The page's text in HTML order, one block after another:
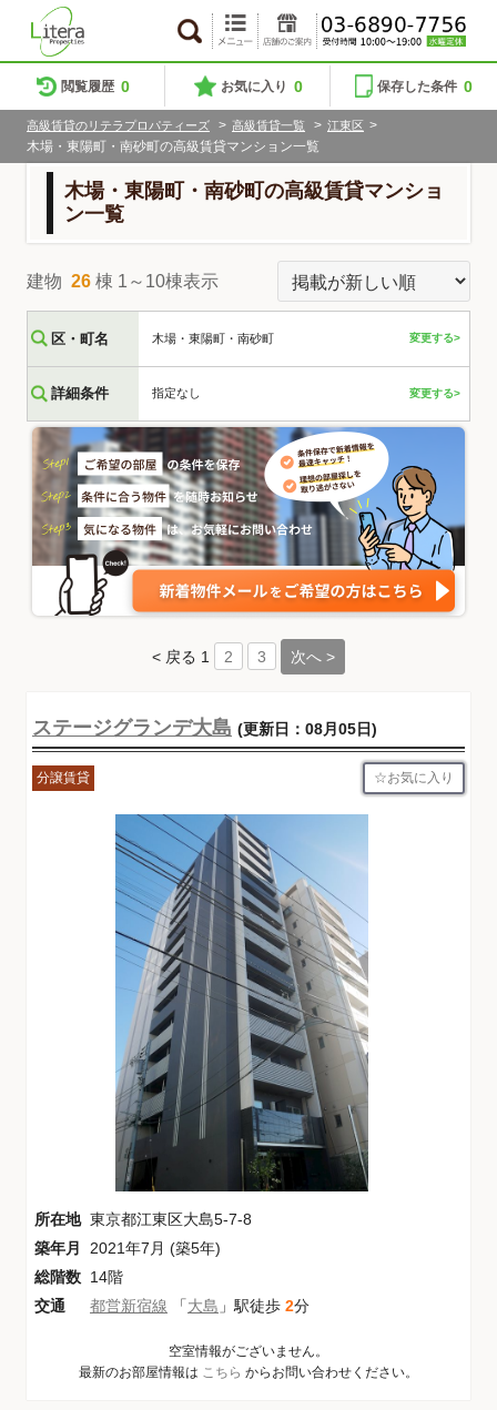
閲覧履歴 0 お気に入り 0 保存した条件 0
高級賃貸のリテラプロパティーズ > 高級賃貸一覧 > 江東区 >
木場・東陽町・南砂町の高級賃貸マンション一覧
木場・東陽町・南砂町の高級賃貸マンショ
ン一覧
建物 26 棟 1～10棟表示
区・町名 木場・東陽町・南砂町 変更する>
詳細条件 指定なし 変更する>
< 戻る 1 2 3 次へ >
ステージグランデ大島 (更新日：08月05日)
分譲賃貸 お気に入り
所在地 東京都江東区大島5-7-8
築年月
2021年7月 (築5年)
総階数 14階
交通
都営新宿線 「大島 」駅徒歩 2分
空室情報がございません。
最新のお部屋情報は こちら からお問い合わせください。